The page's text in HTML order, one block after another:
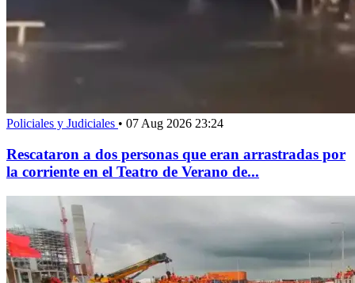
Policiales y Judiciales • 07 Aug 2026 23:24
Rescataron a dos personas que eran arrastradas por
la corriente en el Teatro de Verano de...